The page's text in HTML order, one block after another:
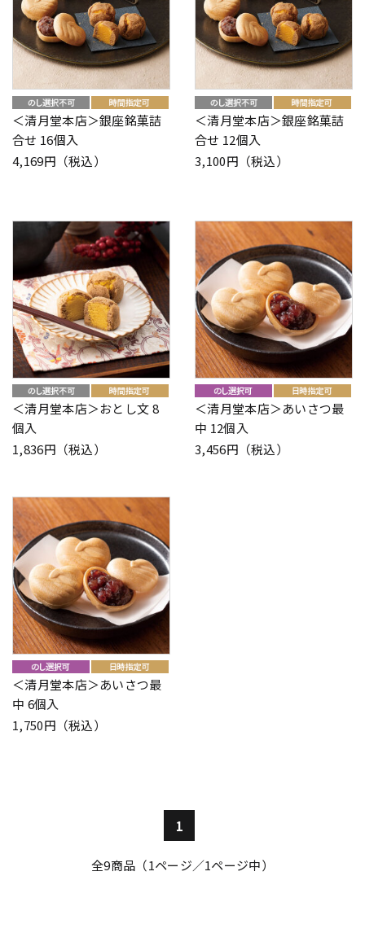
＜清月堂本店＞銀座銘菓詰
合せ 16個入
4,169円（税込）
＜清月堂本店＞銀座銘菓詰
合せ 12個入
3,100円（税込）
＜清月堂本店＞おとし文 8
個入
1,836円（税込）
＜清月堂本店＞あいさつ最
中 12個入
3,456円（税込）
＜清月堂本店＞あいさつ最
中 6個入
1,750円（税込）
1
全9商品（1ページ／1ページ中）